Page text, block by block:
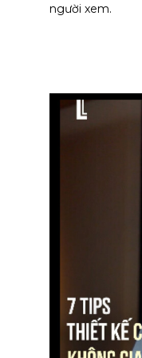
người xem.